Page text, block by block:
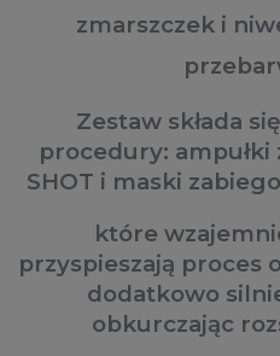
zmarszczek i
Zestaw składa
procedury: ampułki
SHOT i maski
które
przyspieszają proces
dodatkowo
obkurczając